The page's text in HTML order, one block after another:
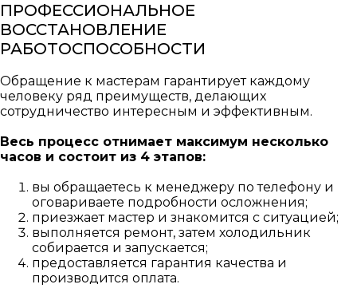
ПРОФЕССИОНАЛЬНОЕ
ВОССТАНОВЛЕНИЕ
РАБОТОСПОСОБНОСТИ
Обращение к мастерам гарантирует каждому
человеку ряд преимуществ, делающих
сотрудничество интересным и эффективным.
Весь процесс отнимает максимум несколько
часов и состоит из 4 этапов:
вы обращаетесь к менеджеру по телефону и
оговариваете подробности осложнения;
приезжает мастер и знакомится с ситуацией;
выполняется ремонт, затем холодильник
собирается и запускается;
предоставляется гарантия качества и
производится оплата.